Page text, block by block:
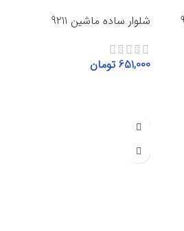
شلوار ساده ماشین 9211
651,000 تومان